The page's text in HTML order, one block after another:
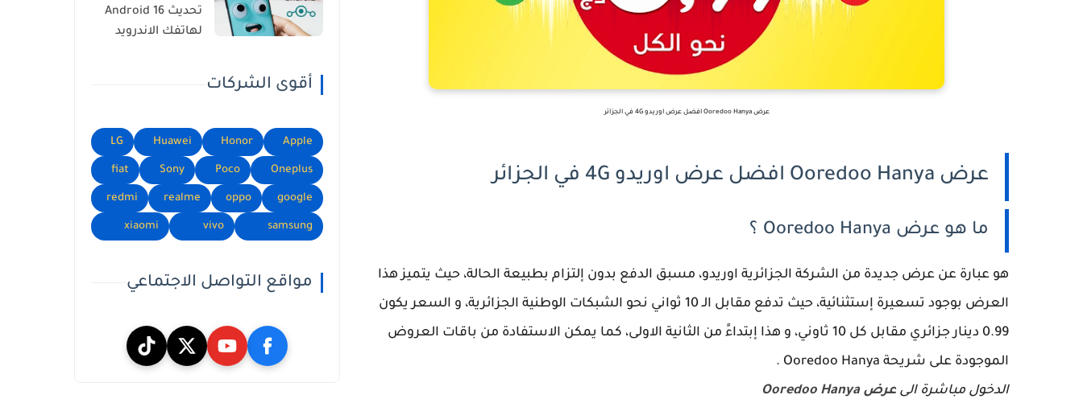
عرض Ooredoo Hanya افضل عرض اوريدو 4G في الجزائر
عرض Ooredoo Hanya افضل عرض اوريدو 4G في الجزائر
ما هو عرض Ooredoo Hanya ؟
هو عبارة عن عرض جديدة من الشركة الجزائرية اوريدو، مسبق الدفع بدون إلتزام بطبيعة الحالة، حيث يتميز هذا
العرض بوجود تسعيرة إستثنائية، حيث تدفع مقابل الـ 10 ثواني نحو الشبكات الوطنية الجزائرية، و السعر يكون
0.99 دينار جزائري مقابل كل 10 ثاوني، و هذا إبتداءََ من الثانية الاولى، كما يمكن الاستفادة من باقات العروض
الموجودة على شريحة Ooredoo Hanya .
الدخول مباشرة الىعرض Ooredoo Hanya
تحديث Android 16
لهاتفك الاندرويد
أقوى الشركات
Apple
Honor
Huawei
LG
Oneplus
Poco
Sony
fiat
google
oppo
realme
redmi
samsung
vivo
xiaomi
مواقع التواصل الاجتماعي